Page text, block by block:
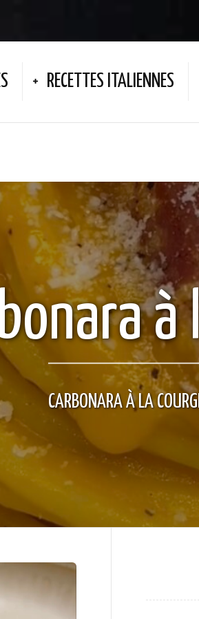
RECETTES ITALIENNES
à
CARBONARA À LA